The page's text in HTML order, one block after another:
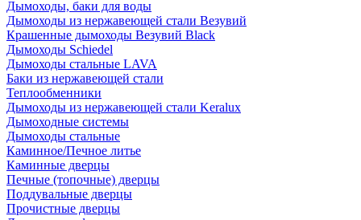
Дымоходы, баки для воды
Дымоходы из нержавеющей стали Везувий
Крашенные дымоходы Везувий Black
Дымоходы Schiedel
Дымоходы стальные LAVA
Баки из нержавеющей стали
Теплообменники
Дымоходы из нержавеющей стали Keralux
Дымоходные системы
Дымоходы стальные
Каминное/Печное литье
Каминные дверцы
Печные (топочные) дверцы
Поддувальные дверцы
Прочистные дверцы